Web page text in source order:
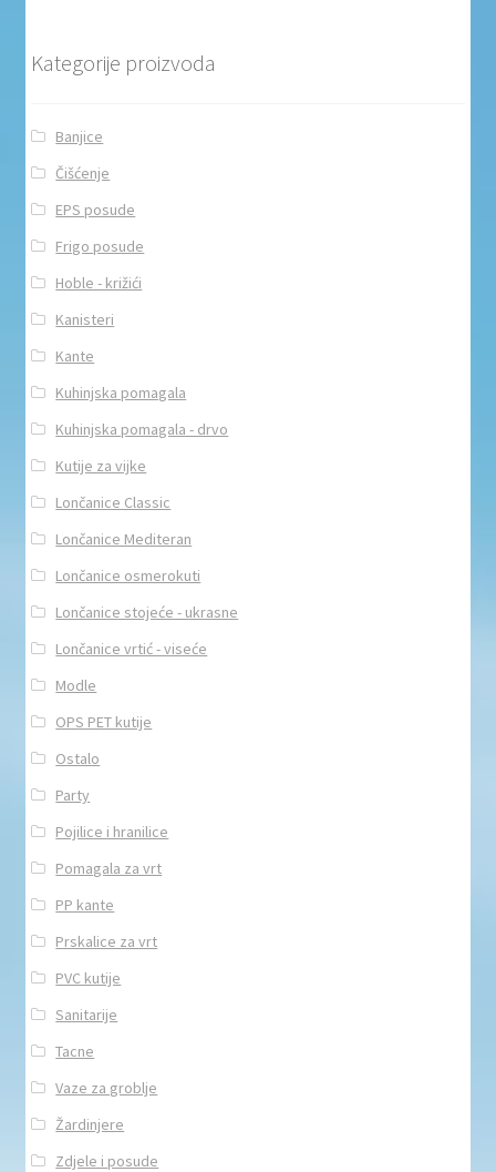
Kategorije proizvoda
Banjice
Čišćenje
EPS posude
Frigo posude
Hoble - križići
Kanisteri
Kante
Kuhinjska pomagala
Kuhinjska pomagala - drvo
Kutije za vijke
Lončanice Classic
Lončanice Mediteran
Lončanice osmerokuti
Lončanice stojeće - ukrasne
Lončanice vrtić - viseće
Modle
OPS PET kutije
Ostalo
Party
Pojilice i hranilice
Pomagala za vrt
PP kante
Prskalice za vrt
PVC kutije
Sanitarije
Tacne
Vaze za groblje
Žardinjere
Zdjele i posude